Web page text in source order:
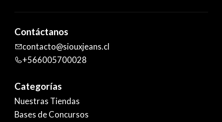
Contáctanos
contacto@siouxjeans.cl
+566005700028
Categorías
Nuestras Tiendas
Bases de Concursos